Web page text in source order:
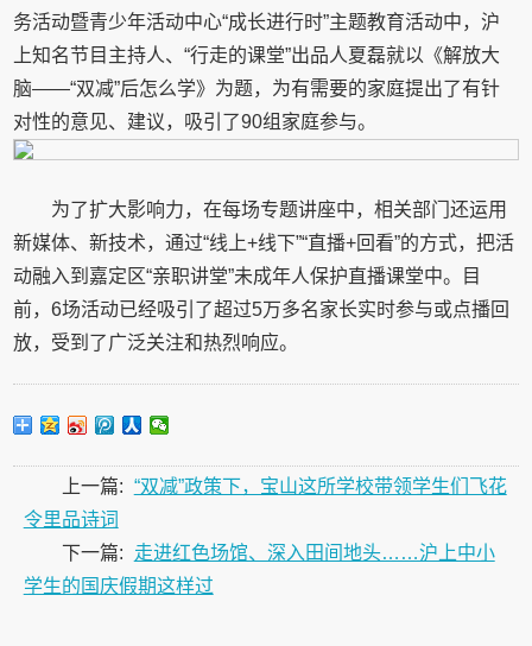
务活动暨青少年活动中心“成长进行时”主题教育活动中，沪
上知名节目主持人、“行走的课堂”出品人夏磊就以《解放大
脑——“双减”后怎么学》为题，为有需要的家庭提出了有针
对性的意见、建议，吸引了90组家庭参与。
为了扩大影响力，在每场专题讲座中，相关部门还运用
新媒体、新技术，通过“线上+线下”“直播+回看”的方式，把活
动融入到嘉定区“亲职讲堂”未成年人保护直播课堂中。目
前，6场活动已经吸引了超过5万多名家长实时参与或点播回
放，受到了广泛关注和热烈响应。
上一篇: “双减”政策下，宝山这所学校带领学生们飞花
令里品诗词
下一篇:
走进红色场馆、深入田间地头……沪上中小
学生的国庆假期这样过